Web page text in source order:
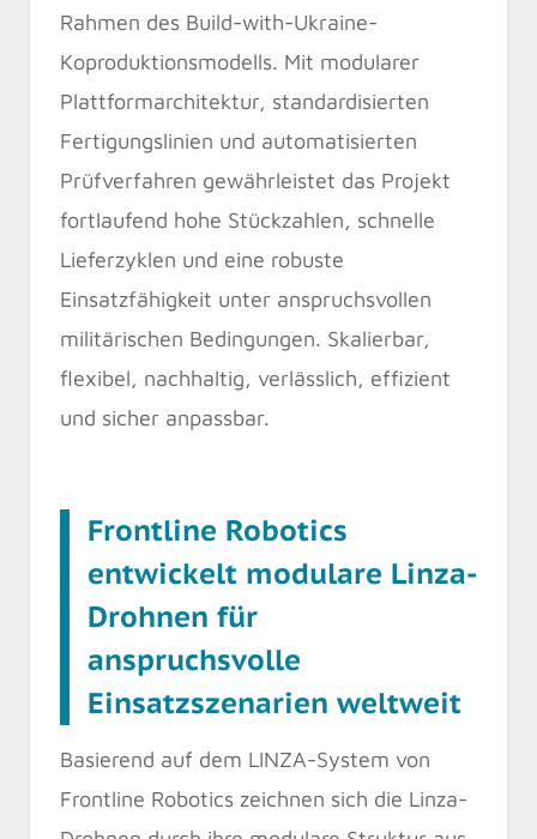
Rahmen des Build-with-Ukraine-
Koproduktionsmodells. Mit modularer
Plattformarchitektur, standardisierten
Fertigungslinien und automatisierten
Prüfverfahren gewährleistet das Projekt
fortlaufend hohe Stückzahlen, schnelle
Lieferzyklen und eine robuste
Einsatzfähigkeit unter anspruchsvollen
militärischen Bedingungen. Skalierbar,
flexibel, nachhaltig, verlässlich, effizient
und sicher anpassbar.
Frontline Robotics
entwickelt modulare Linza-
Drohnen für
anspruchsvolle
Einsatzszenarien weltweit
Basierend auf dem LINZA-System von
Frontline Robotics zeichnen sich die Linza-